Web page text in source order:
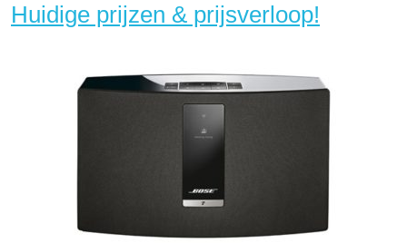
Huidige prijzen & prijsverloop!